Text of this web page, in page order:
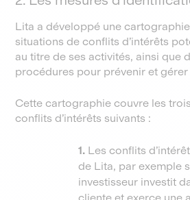
Lita a développé une
situations de conflits d’intérêts
au titre de ses activités, ainsi que
procédures pour prévenir et
Cette cartographie couvre les
conflits d’intérêts suivants :
1. Les conflits
de Lita, par exemple
investisseur investit